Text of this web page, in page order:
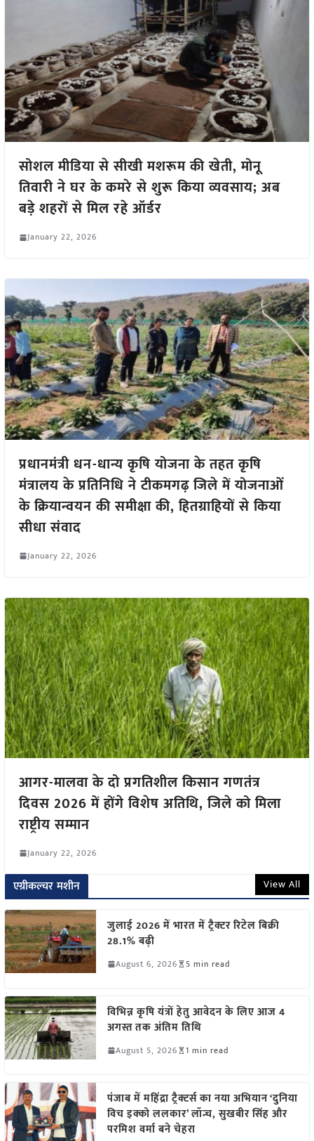
सोशल मीडिया से सीखी मशरूम की खेती, मोनू
तिवारी ने घर के कमरे से शुरू किया व्यवसाय; अब
बड़े शहरों से मिल रहे ऑर्डर
January 22, 2026
प्रधानमंत्री धन-धान्य कृषि योजना के तहत कृषि
मंत्रालय के प्रतिनिधि ने टीकमगढ़ जिले में योजनाओं
के क्रियान्वयन की समीक्षा की, हितग्राहियों से किया
सीधा संवाद
January 22, 2026
आगर-मालवा के दो प्रगतिशील किसान गणतंत्र
दिवस 2026 में होंगे विशेष अतिथि, जिले को मिला
राष्ट्रीय सम्मान
January 22, 2026
एग्रीकल्चर मशीन View All
जुलाई 2026 में भारत में ट्रैक्टर रिटेल बिक्री
28.1% बढ़ी
August 6, 2026 5 min read
विभिन्न कृषि यंत्रों हेतु आवेदन के लिए आज 4
अगस्त तक अंतिम तिथि
August 5, 2026 1 min read
पंजाब में महिंद्रा ट्रैक्टर्स का नया अभियान ‘दुनिया
विच इक्को ललकार’ लॉन्च, सुखबीर सिंह और
परमिश वर्मा बने चेहरा